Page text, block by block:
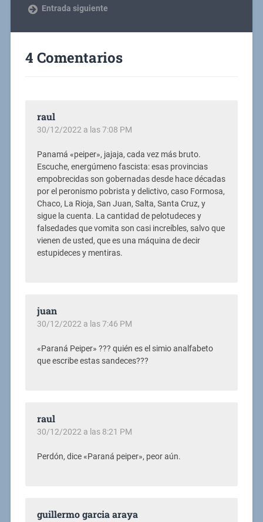
Entrada siguiente
4 Comentarios
raul
30/12/2022 a las 7:08 PM
Panamá «peiper», jajaja, cada vez más bruto.
Escuche, energúmeno fascista: esas provincias
empobrecidas son gobernadas desde hace décadas
por el peronismo pobrista y delictivo, caso Formosa,
Chaco, La Rioja, San Juan, Salta, Santa Cruz, y
sigue la cuenta. La cantidad de pelotudeces y
falsedades que vomita son casi increíbles, salvo que
vienen de usted, que es una máquina de decir
estupideces y mentiras.
juan
30/12/2022 a las 7:46 PM
«Paraná Peiper» ??? quién es el simio analfabeto
que escribe estas sandeces???
raul
30/12/2022 a las 8:21 PM
Perdón, dice «Paraná peiper», peor aún.
guillermo garcia araya